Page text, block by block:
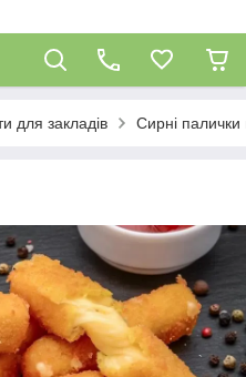
для закладів Сирні палички